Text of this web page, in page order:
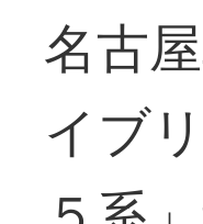
名古
イブ